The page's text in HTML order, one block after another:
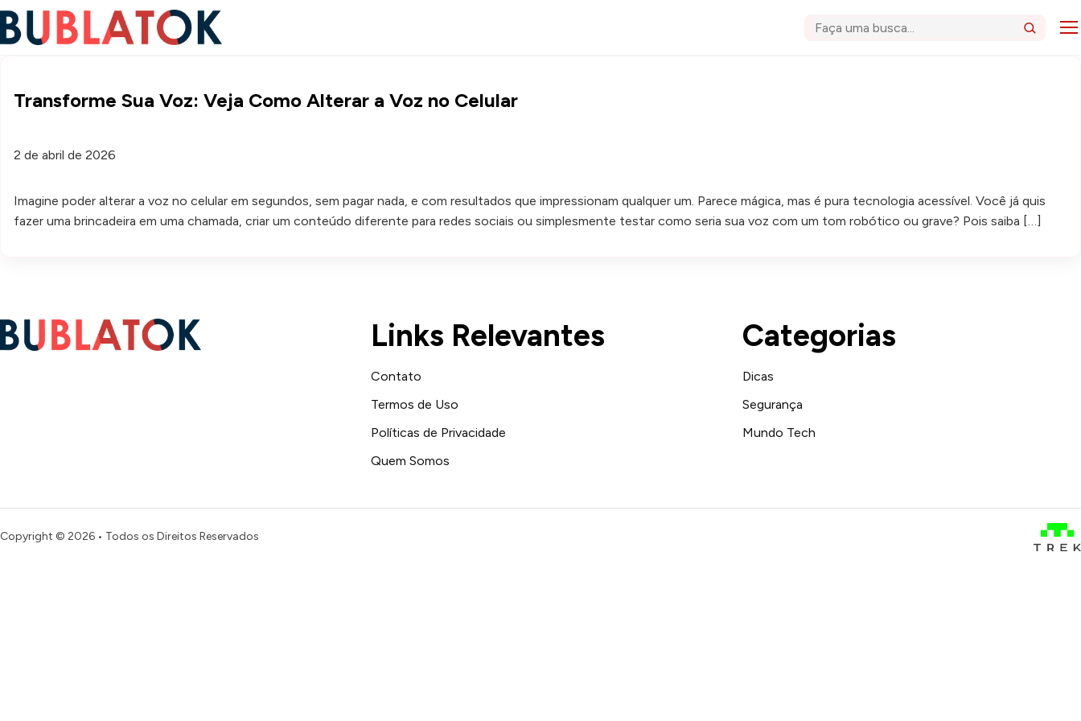
Buscar
Transforme Sua Voz: Veja Como Alterar a Voz no Celular
2 de abril de 2026
Imagine poder alterar a voz no celular em segundos, sem pagar nada, e com resultados que impressionam qualquer um. Parece mágica, mas é pura tecnologia acessível. Você já quis
fazer uma brincadeira em uma chamada, criar um conteúdo diferente para redes sociais ou simplesmente testar como seria sua voz com um tom robótico ou grave? Pois saiba […]
Links Relevantes
Contato
Termos de Uso
Políticas de Privacidade
Quem Somos
Categorias
Dicas
Segurança
Mundo Tech
Copyright © 2026 • Todos os Direitos Reservados